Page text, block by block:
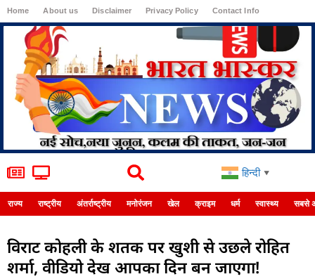
Home About us Disclaimer Privacy Policy Contact Info
हिन्दी ▼
राज्य राष्ट्रीय अंतर्राष्ट्रीय मनोरंजन खेल क्राइम धर्म स्वास्थ्य सबसे
विराट कोहली के शतक पर खुशी से उछले रोहित
शर्मा, वीडियो देख आपका दिन बन जाएगा!